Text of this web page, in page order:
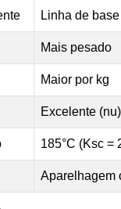
Linha de base
Mais pesado
Maior por kg
Excelente (nu)
185°C (Ksc =
Aparelhagem